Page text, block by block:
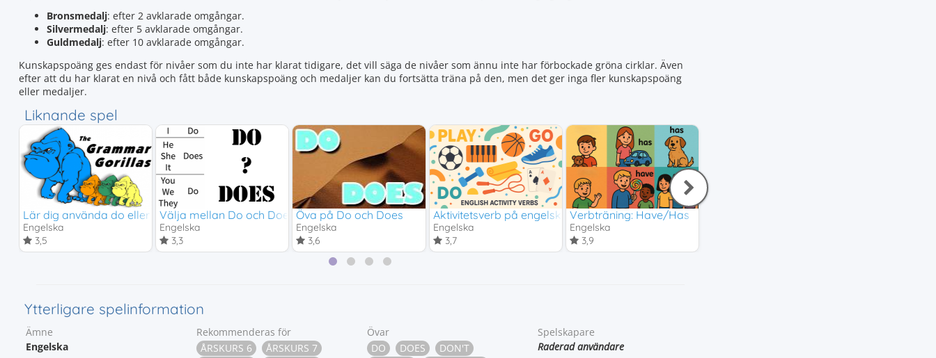
Bronsmedalj: efter 2 avklarade omgångar.
Silvermedalj: efter 5 avklarade omgångar.
Guldmedalj: efter 10 avklarade omgångar.
Kunskapspoäng ges endast för nivåer som du inte har klarat tidigare, det vill säga de nivåer som ännu inte har förbockade gröna cirklar. Även
efter att du har klarat en nivå och fått både kunskapspoäng och medaljer kan du fortsätta träna på den, men det ger inga fler kunskapspoäng
eller medaljer.
Liknande spel
Lär dig använda do eller does
Engelska
3,5
Välja mellan Do och Does
Engelska
3,3
Öva på Do och Does
Engelska
3,6
Aktivitetsverb på engelska - Play, Do, Go
Engelska
3,7
Verbträning: Have/Has
Engelska
3,9
Ytterligare spelinformation
Ämne
Engelska
Rekommenderas för
ÅRSKURS 6
ÅRSKURS 7
Övar
DO
DOES
DON'T
Spelskapare
Raderad användare